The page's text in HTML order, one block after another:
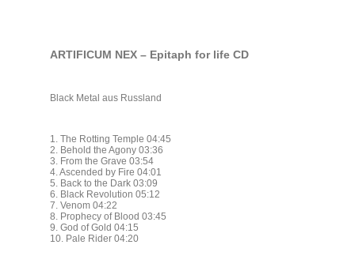
ARTIFICUM NEX – Epitaph for life CD
Black Metal aus Russland
1. The Rotting Temple 04:45
2. Behold the Agony 03:36
3. From the Grave 03:54
4. Ascended by Fire 04:01
5. Back to the Dark 03:09
6. Black Revolution 05:12
7. Venom 04:22
8. Prophecy of Blood 03:45
9. God of Gold 04:15
10. Pale Rider 04:20